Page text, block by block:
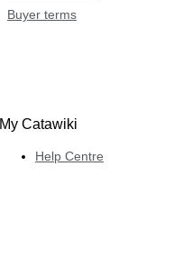
Buyer terms
My Catawiki
Help Centre